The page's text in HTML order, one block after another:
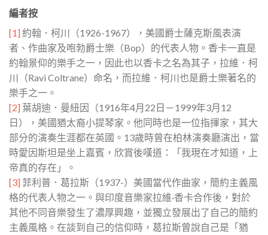
編者按
[1]約翰．柯川（1926-1967），美國爵士薩克斯風表演
者、作曲家及咆勃爵士樂（Bop）的代表人物。香卡一直是
約翰景仰的樂手之一，因此也以香卡之名為其子，拉維．柯
川（Ravi Coltrane）命名，而拉維．柯川也是爵士樂著名的
樂手之一。
[2] 葉胡迪．曼紐因（1916年4月22日－1999年3月12
日），美國猶太裔小提琴家。他同時也是一位指揮家，其大
部分的演奏生涯都在英國。13歲時曾在柏林演奏廳演出，當
時愛因斯坦是坐上嘉賓，欣賞後嘆道：「我現在才知道，上
帝真的存在」。
[3] 菲利普．葛拉斯（1937-）美國當代作曲家，簡約主義風
格的代表人物之一。與印度音樂家拉維·香卡合作後，對於
其他不同音樂發生了濃厚興趣，並獨立發展出了自己的簡約
主義風格。在談到自己的信仰時，葛拉斯曾說自己是「猶